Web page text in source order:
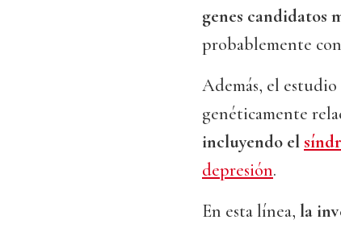
genes candidatos
probablemente
Además, el
genéticamente
incluyendo el
depresión.
En esta línea, la